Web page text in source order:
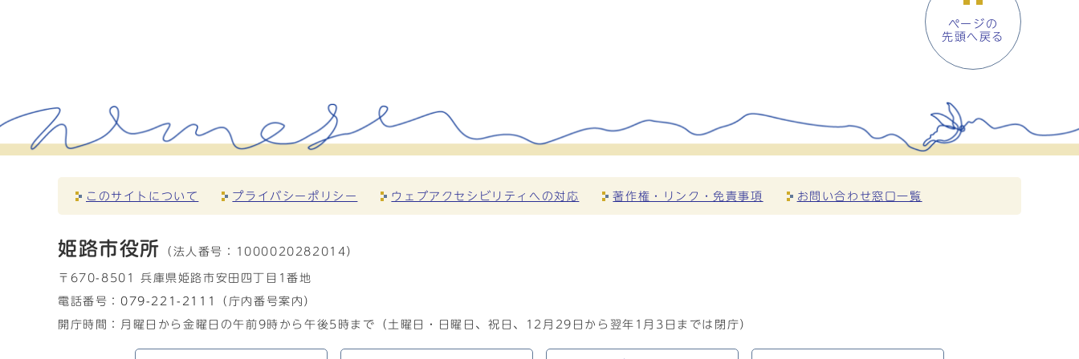
ページの
先頭へ戻る
このサイトについて プライバシーポリシー ウェブアクセシビリティへの対応 著作権・リンク・免責事項 お問い合わせ窓口一覧
姫路市役所 （法人番号： 1000020282014）
〒670-8501 兵庫県姫路市安田四丁目1番地
電話番号： 079-221-2111
（庁内番号案内）
開庁時間：月曜日から金曜日の午前9時から午後5時まで（土曜日・日曜日、祝日、12月29日から翌年1月3日までは閉庁）